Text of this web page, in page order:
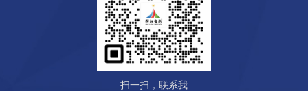
扫一扫，联系我